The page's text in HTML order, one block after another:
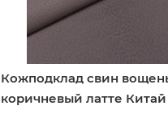
Кожподклад свин
коричневый латте Китай